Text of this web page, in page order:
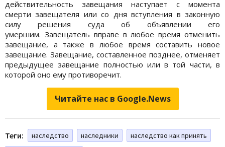
действительность завещания наступает с момента
смерти завещателя или со дня вступления в законную
силу решения суда об объявлении его
умершим. Завещатель вправе в любое время отменить
завещание, а также в любое время составить новое
завещание. Завещание, составленное позднее, отменяет
предыдущее завещание полностью или в той части, в
которой оно ему противоречит.
Читайте нас в Google.News
Теги: наследство наследники
наследство как принять